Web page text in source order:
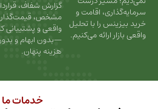
اقامت و
با تحلیل
می‌کنیم.
گزارش شفاف، قرارداد
مشخص، قیمت‌گذاری
واقعی و پشتیبانی کامل
—بدون ابهام و بدون
شما به
خرید
است.